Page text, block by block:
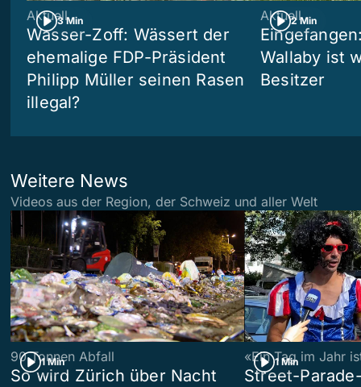
3 Min
Aktuell
Wasser-Zoff: Wässert der
ehemalige FDP-Präsident
Philipp Müller seinen Rasen
illegal?
2 Min
Aktuell
Wallaby ist
Besitzer
Weitere News
Videos aus der Region, der Schweiz und aller Welt
1 Min
90 Tonnen Abfall
So wird Zürich über Nacht
1 Min
«Ein Tag im Jahr
Street-